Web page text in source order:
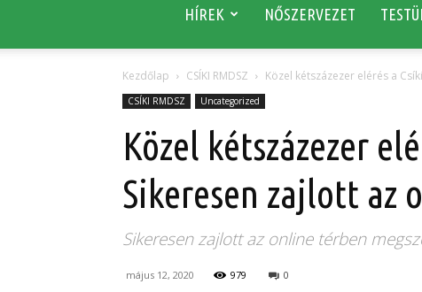
HÍREK NŐSZERVEZET
Kezdőlap CSÍKI RMDSZ Közel kétszázezer elérés a
CSÍKI RMDSZ Uncategorized
Közel kétszázezer
Sikeresen zajlott az
Sikeresen zajlott az online térben
május 12, 2020 979 0